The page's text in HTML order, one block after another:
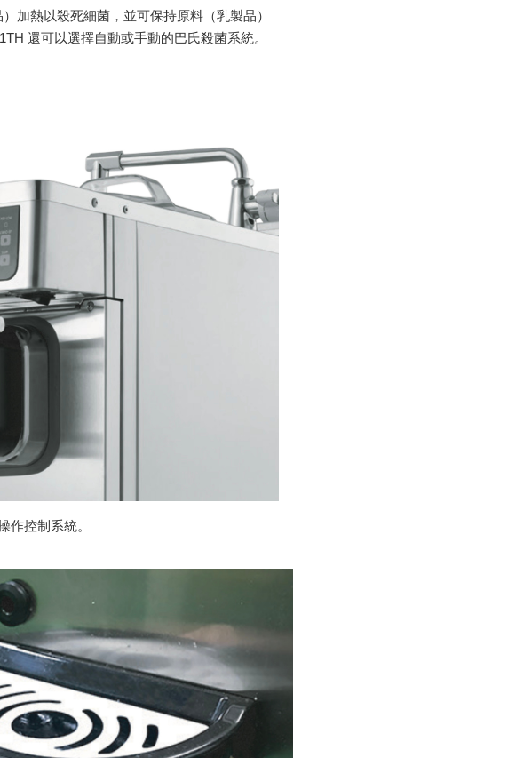
加熱以殺死細菌，並可保持原料（乳製品）
還可以選擇自動或手動的巴氏殺菌系統。
作控制系統。